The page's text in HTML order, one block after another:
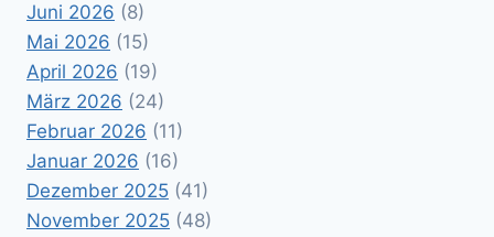
Juni 2026 (8)
Mai 2026 (15)
April 2026 (19)
März 2026 (24)
Februar 2026 (11)
Januar 2026 (16)
Dezember 2025 (41)
November 2025 (48)